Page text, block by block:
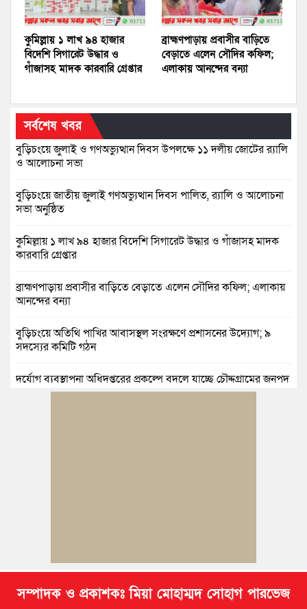
কুমিল্লায় ১ লাখ ৯৪ হাজার
বিদেশি সিগারেট উদ্ধার ও
গাঁজাসহ মাদক কারবারি গ্রেপ্তার
ব্রাহ্মণপাড়ায় প্রবাসীর বাড়িতে
বেড়াতে এলেন সৌদির কফিল;
এলাকায় আনন্দের বন্যা
সর্বশেষ খবর
বুড়িচংয়ে জুলাই ও গণঅভ্যুত্থান দিবস উপলক্ষে ১১ দলীয় জোটের র‍্যালি
ও আলোচনা সভা
বুড়িচংয়ে জাতীয় জুলাই গণঅভ্যুত্থান দিবস পালিত, র‍্যালি ও আলোচনা
সভা অনুষ্ঠিত
কুমিল্লায় ১ লাখ ৯৪ হাজার বিদেশি সিগারেট উদ্ধার ও গাঁজাসহ মাদক
কারবারি গ্রেপ্তার
ব্রাহ্মণপাড়ায় প্রবাসীর বাড়িতে বেড়াতে এলেন সৌদির কফিল; এলাকায়
আনন্দের বন্যা
বুড়িচংয়ে অতিথি পাখির আবাসস্থল সংরক্ষণে প্রশাসনের উদ্যোগ; ৯
সদস্যের কমিটি গঠন
দুর্যোগ ব্যবস্থাপনা অধিদপ্তরের প্রকল্পে বদলে যাচ্ছে চৌদ্দগ্রামের জনপদ
সম্পাদক ও প্রকাশকঃ মিয়া মোহাম্মদ সোহাগ পারভেজ